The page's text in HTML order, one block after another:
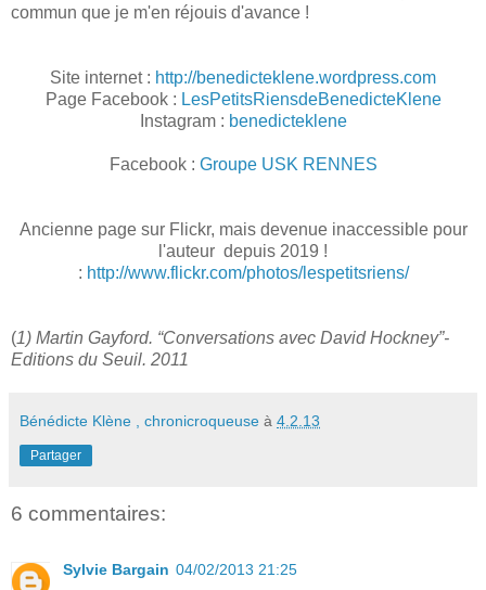
commun que je m'en réjouis d'avance !
Site internet : http://benedicteklene.wordpress.com
Page Facebook : LesPetitsRiensdeBenedicteKlene
Instagram : benedicteklene
Facebook : Groupe USK RENNES
Ancienne page sur Flickr, mais devenue inaccessible pour
l'auteur depuis 2019 !
: http://www.flickr.com/photos/lespetitsriens/
(1) Martin Gayford. “Conversations avec David Hockney”-
Editions du Seuil. 2011
Bénédicte Klène , chronicroqueuse à 4.2.13
Partager
6 commentaires:
Sylvie Bargain 04/02/2013 21:25